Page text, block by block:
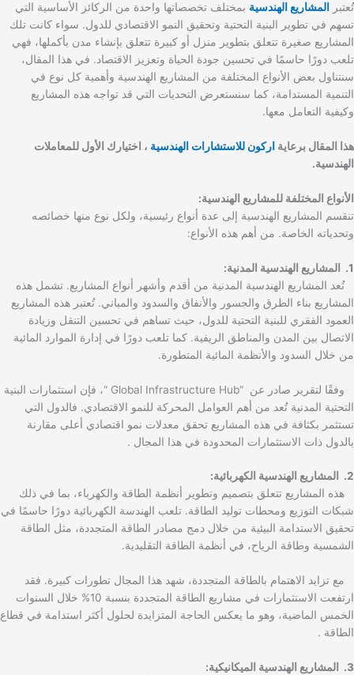
تُعتبر المشاريع الهندسية بمختلف تخصصاتها واحدة من الركائز الأساسية التي
تسهم في تطوير البنية التحتية وتحقيق النمو الاقتصادي للدول. سواء كانت تلك
المشاريع صغيرة تتعلق بتطوير منزل أو كبيرة تتعلق بإنشاء مدن بأكملها، فهي
تلعب دورًا حاسمًا في تحسين جودة الحياة وتعزيز الاقتصاد. في هذا المقال،
سنتناول بعض الأنواع المختلفة من المشاريع الهندسية وأهمية كل نوع في
التنمية المستدامة، كما سنستعرض التحديات التي قد تواجه هذه المشاريع
وكيفية التعامل معها.
هذا المقال برعاية اركون للاستشارات الهندسية ، اختيارك الأول للمعاملات
الهندسية.
الأنواع المختلفة للمشاريع الهندسية:
تنقسم المشاريع الهندسية إلى عدة أنواع رئيسية، ولكل نوع منها خصائصه
وتحدياته الخاصة. من أهم هذه الأنواع:
1. المشاريع الهندسية المدنية:
تُعد المشاريع الهندسية المدنية من أقدم وأشهر أنواع المشاريع. تشمل هذه
المشاريع بناء الطرق والجسور والأنفاق والسدود والمباني. تُعتبر هذه المشاريع
العمود الفقري للبنية التحتية للدول، حيث تساهم في تحسين التنقل وزيادة
الاتصال بين المدن والمناطق الريفية. كما تلعب دورًا في إدارة الموارد المائية
من خلال السدود والأنظمة المائية المتطورة.
وفقًا لتقرير صادر عن “Global Infrastructure Hub “، فإن استثمارات البنية
التحتية المدنية تُعد من أهم العوامل المحركة للنمو الاقتصادي. فالدول التي
تستثمر بكثافة في هذه المشاريع تحقق معدلات نمو اقتصادي أعلى مقارنة
بالدول ذات الاستثمارات المحدودة في هذا المجال .
2. المشاريع الهندسية الكهربائية:
هذه المشاريع تتعلق بتصميم وتطوير أنظمة الطاقة والكهرباء، بما في ذلك
شبكات التوزيع ومحطات توليد الطاقة. تلعب الهندسة الكهربائية دورًا حاسمًا في
تحقيق الاستدامة البيئية من خلال دمج مصادر الطاقة المتجددة، مثل الطاقة
الشمسية وطاقة الرياح، في أنظمة الطاقة التقليدية.
مع تزايد الاهتمام بالطاقة المتجددة، شهد هذا المجال تطورات كبيرة. فقد
ارتفعت الاستثمارات في مشاريع الطاقة المتجددة بنسبة 10% خلال السنوات
الخمس الماضية، وهو ما يعكس الحاجة المتزايدة لحلول أكثر استدامة في قطاع
الطاقة .
3. المشاريع الهندسية الميكانيكية: